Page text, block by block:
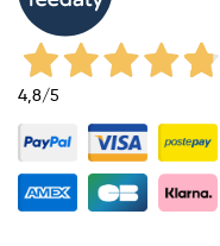
4,8/5